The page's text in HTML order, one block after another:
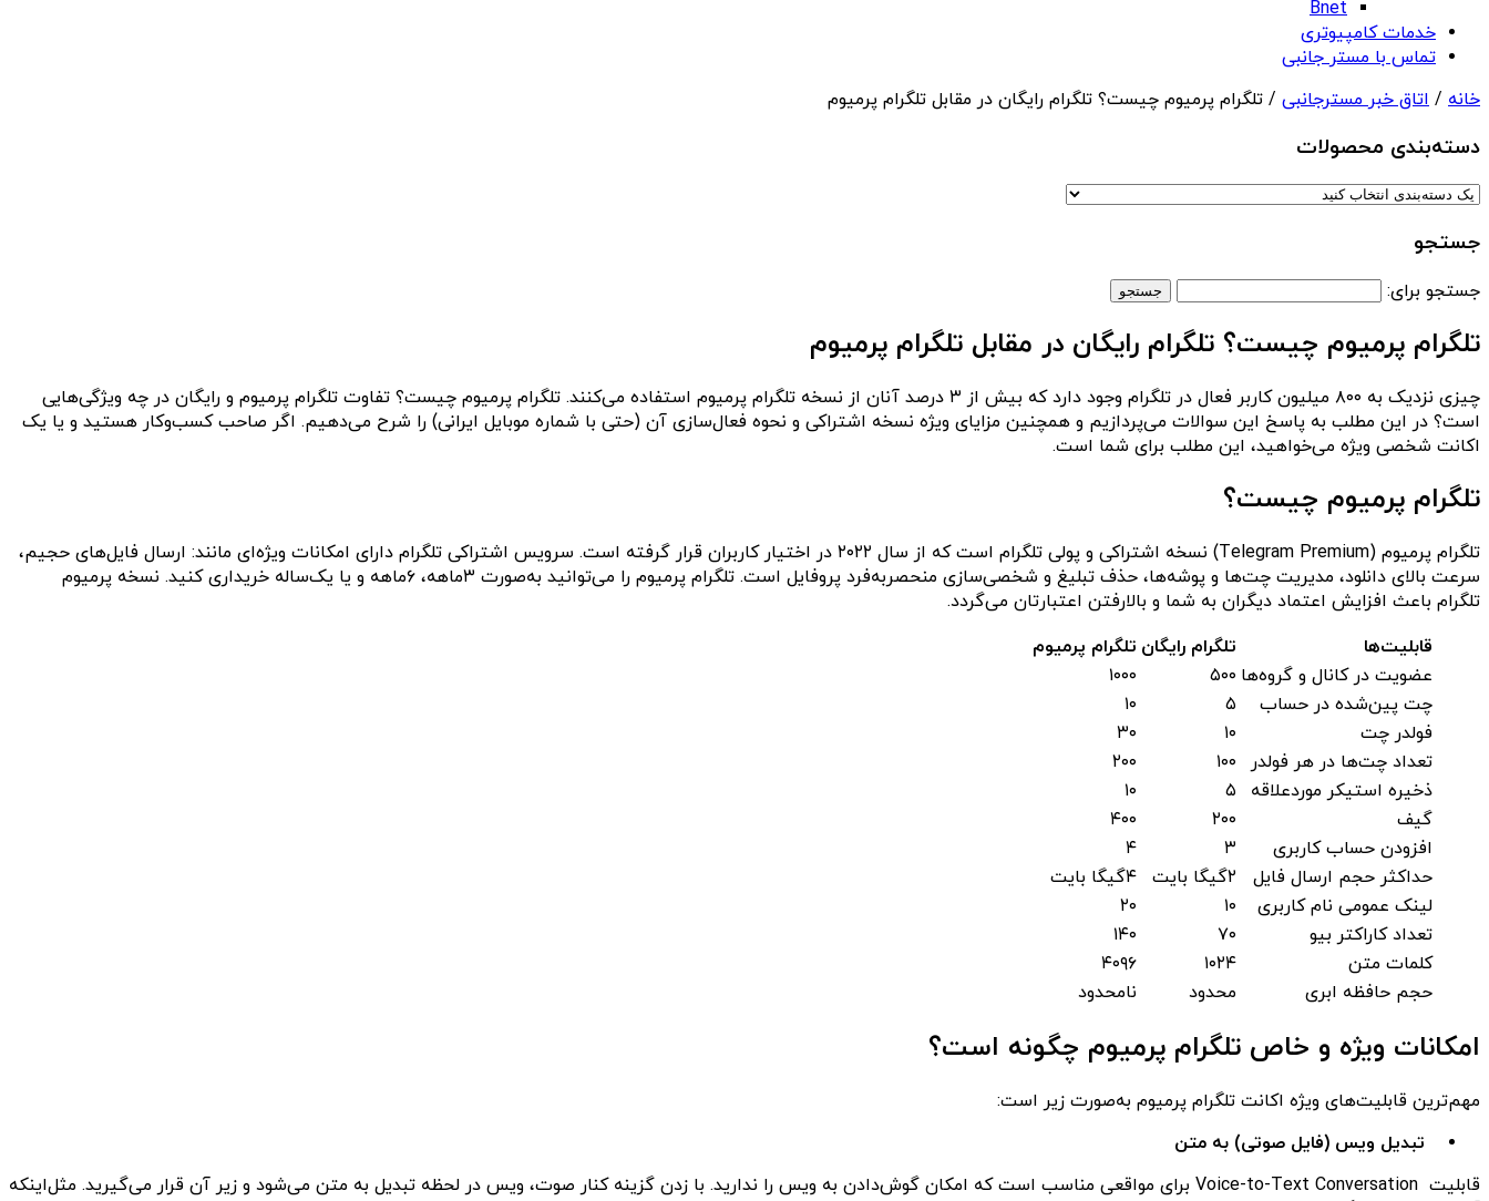
Bnet
خدمات کامپیوتری
تماس با مستر جانبی
خانه / اتاق خبر مسترجانبی / تلگرام پرمیوم چیست؟ تلگرام رایگان در مقابل تلگرام پرمیوم
دسته‌بندی‌ محصولات
جستجو
جستجو برای:
تلگرام پرمیوم چیست؟ تلگرام رایگان در مقابل تلگرام پرمیوم
چیزی نزدیک به ۸۰۰ میلیون کاربر فعال در تلگرام وجود دارد که بیش از ۳ درصد آنان از نسخه تلگرام پرمیوم استفاده می‌کنند. تلگرام پرمیوم چیست؟ تفاوت تلگرام پرمیوم و رایگان در چه ویژگی‌هایی
است؟ در این مطلب به پاسخ این سوالات می‌پردازیم و همچنین مزایای ویژه نسخه اشتراکی و نحوه فعال‌سازی آن (حتی با شماره موبایل ایرانی) را شرح می‌دهیم. اگر صاحب کسب‌وکار هستید و یا یک
اکانت شخصی ویژه می‌خواهید، این مطلب برای شما است.
تلگرام پرمیوم چیست؟
تلگرام پرمیوم (Telegram Premium) نسخه اشتراکی و پولی تلگرام است که از سال ۲۰۲۲ در اختیار کاربران قرار گرفته است. سرویس اشتراکی تلگرام دارای امکانات ویژه‌ای مانند: ارسال فایل‌های حجیم،
سرعت بالای دانلود، مدیریت چت‌ها و پوشه‌ها، حذف تبلیغ و شخصی‌سازی منحصربه‌فرد پروفایل است. تلگرام پرمیوم را می‌توانید به‌صورت ۳ماهه، ۶ماهه و یا یک‌ساله خریداری کنید. نسخه پرمیوم
تلگرام باعث افزایش اعتماد دیگران به شما و بالارفتن اعتبارتان می‌گردد.
قابلیت‌ها
تلگرام رایگان تلگرام پرمیوم
عضویت در کانال و گروه‌ها ۵۰۰
۱۰۰۰
چت پین‌شده در حساب
۵
۱۰
فولدر چت
۱۰
۳۰
تعداد چت‌ها در هر فولدر
۱۰۰
۲۰۰
ذخیره استیکر موردعلاقه
۵
۱۰
گیف
۲۰۰
۴۰۰
افزودن حساب کاربری
۳
۴
حداکثر حجم ارسال فایل
۲گیگا بایت
۴گیگا بایت
لینک عمومی نام کاربری
۱۰
۲۰
تعداد کاراکتر بیو
۷۰
۱۴۰
کلمات متن
۱۰۲۴
۴۰۹۶
حجم حافظه ابری
محدود نامحدود
امکانات ویژه و خاص تلگرام پرمیوم چگونه است؟
مهم‌ترین قابلیت‌های ویژه اکانت تلگرام پرمیوم به‌صورت زیر است:
تبدیل ویس (فایل صوتی) به متن
قابلیت Voice-to-Text Conversation برای مواقعی مناسب است که امکان گوش‌دادن به ویس را ندارید. با زدن گزینه کنار صوت، ویس در لحظه تبدیل به متن می‌شود و زیر آن قرار می‌گیرید. مثل‌اینکه